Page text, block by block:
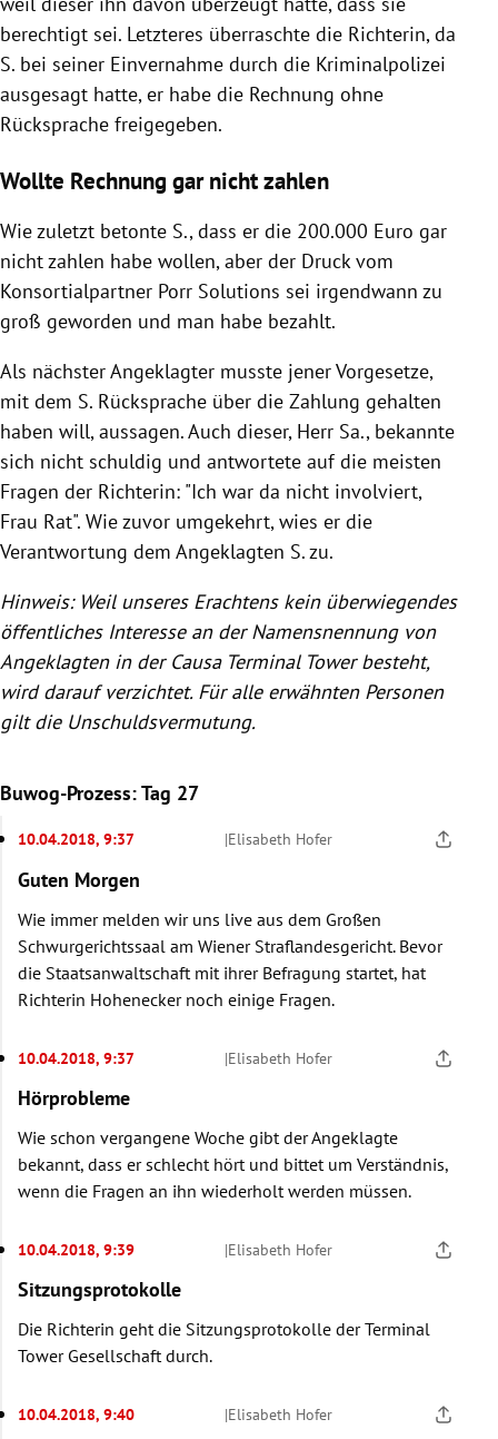
berechtigt sei. Letzteres überraschte die Richterin, da
S. bei seiner Einvernahme durch die Kriminalpolizei
ausgesagt hatte, er habe die Rechnung ohne
Rücksprache freigegeben.
Wollte Rechnung gar nicht zahlen
Wie zuletzt betonte S., dass er die 200.000 Euro gar
nicht zahlen habe wollen, aber der Druck vom
Konsortialpartner Porr Solutions sei irgendwann zu
groß geworden und man habe bezahlt.
Als nächster Angeklagter musste jener Vorgesetze,
mit dem S. Rücksprache über die Zahlung gehalten
haben will, aussagen. Auch dieser, Herr Sa., bekannte
sich nicht schuldig und antwortete auf die meisten
Fragen der Richterin: "Ich war da nicht involviert,
Frau Rat". Wie zuvor umgekehrt, wies er die
Verantwortung dem Angeklagten S. zu.
Hinweis: Weil unseres Erachtens kein überwiegendes
öffentliches Interesse an der Namensnennung von
Angeklagten in der Causa Terminal Towerbesteht,
wird darauf verzichtet. Für alle erwähnten Personen
gilt die Unschuldsvermutung.
Buwog-Prozess: Tag 27
10.04.2018, 9:37 |Elisabeth Hofer
Guten Morgen
Wie immer melden wir uns live aus dem Großen
Schwurgerichtssaal am Wiener Straflandesgericht. Bevor
die Staatsanwaltschaft mit ihrer Befragung startet, hat
Richterin Hohenecker noch einige Fragen.
10.04.2018, 9:37 |Elisabeth Hofer
Hörprobleme
Wie schon vergangene Woche gibt der Angeklagte
bekannt, dass er schlecht hört und bittet um Verständnis,
wenn die Fragen an ihn wiederholt werden müssen.
10.04.2018, 9:39 |Elisabeth Hofer
Sitzungsprotokolle
Die Richterin geht die Sitzungsprotokolle der Terminal
Tower Gesellschaft durch.
10.04.2018, 9:40 |Elisabeth Hofer